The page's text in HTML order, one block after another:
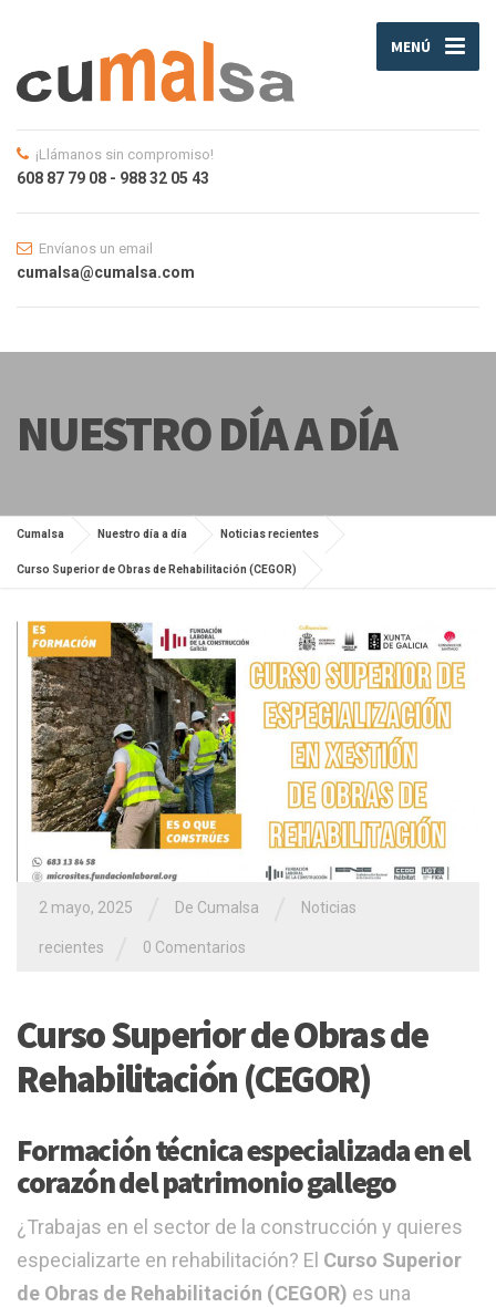
MENÚ
¡Llámanos sin compromiso!
608 87 79 08 - 988 32 05 43
Envíanos un email
cumalsa@cumalsa.com
NUESTRO DÍA A DÍA
Cumalsa Nuestro día a día Noticias recientes
Curso Superior de Obras de Rehabilitación (CEGOR)
2 mayo, 2025 De Cumalsa Noticias
recientes 0 Comentarios
Curso Superior de Obras de
Rehabilitación (CEGOR)
Formación técnica especializada en el
corazón del patrimonio gallego
¿Trabajas en el sector de la construcción y quieres
especializarte en rehabilitación? El Curso Superior
de Obras de Rehabilitación (CEGOR) es una